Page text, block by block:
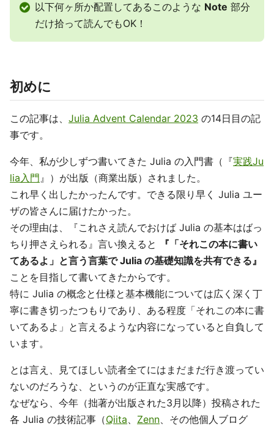
以下何ヶ所か配置してあるこのような Note 部分
だけ拾って読んでもOK！
初めに
この記事は、 Julia Advent Calendar 2023 の14日目の記
事です。
今年、私が少しずつ書いてきた Julia の入門書（『実践Ju
lia入門』）が出版（商業出版）されました。
これ早く出したかったんです。できる限り早く Julia ユー
ザの皆さんに届けたかった。
その理由は、『これさえ読んでおけば Julia の基本はばっ
ちり押さえられる』言い換えると
『「それこの本に書い
てあるよ」と言う言葉で Julia の基礎知識を共有できる』
ことを目指して書いてきたからです。
特に Julia の概念と仕様と基本機能については広く深く丁
寧に書き切ったつもりであり、ある程度「それこの本に書
いてあるよ」と言えるような内容になっていると自負して
います。
とは言え、見てほしい読者全てにはまだまだ行き渡ってい
ないのだろうな、というのが正直な実感です。
なぜなら、今年（拙著が出版された3月以降）投稿された
各 Julia の技術記事（Qiita、 Zenn、その他個人ブログ